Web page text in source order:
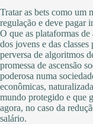
Tratar as bets como um
regulação e deve pagar
O que as plataformas
dos jovens e das
perversa de algoritmos
promessa de ascensão
poderosa numa
econômicas,
mundo protegido e que
agora, no caso da
salário.